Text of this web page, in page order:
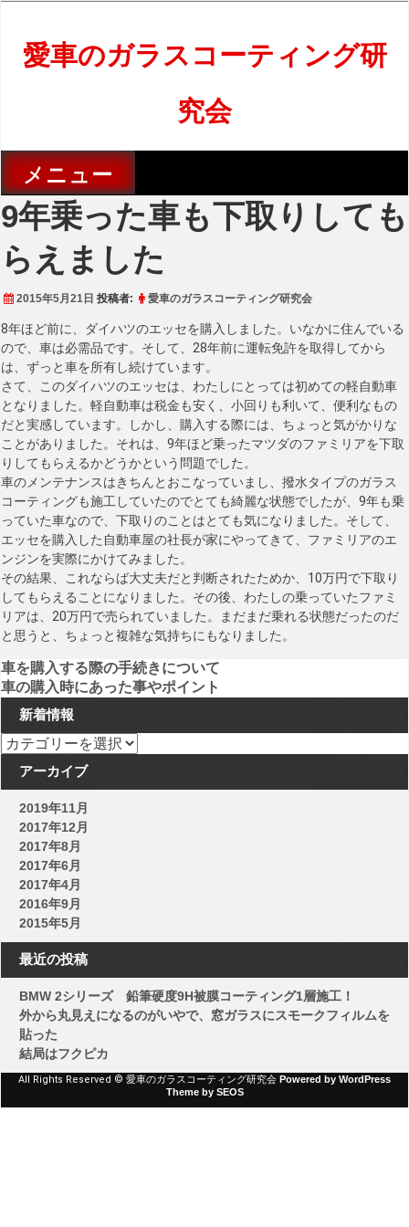
ッ
愛車のガラスコーティング研
究会
メニュー
9年乗った車も下取りしても
らえました
2015年5月21日 投稿者: 愛車のガラスコーティング研究会
8年ほど前に、ダイハツのエッセを購入しました。いなかに住んでいる
ので、車は必需品です。そして、28年前に運転免許を取得してから
は、ずっと車を所有し続けています。
さて、このダイハツのエッセは、わたしにとっては初めての軽自動車
となりました。軽自動車は税金も安く、小回りも利いて、便利なもの
だと実感しています。しかし、購入する際には、ちょっと気がかりな
ことがありました。それは、9年ほど乗ったマツダのファミリアを下取
りしてもらえるかどうかという問題でした。
車のメンテナンスはきちんとおこなっていまし、撥水タイプのガラス
コーティングも施工していたのでとても綺麗な状態でしたが、9年も乗
っていた車なので、下取りのことはとても気になりました。そして、
エッセを購入した自動車屋の社長が家にやってきて、ファミリアのエ
ンジンを実際にかけてみました。
その結果、これならば大丈夫だと判断されたためか、10万円で下取り
してもらえることになりました。その後、わたしの乗っていたファミ
リアは、20万円で売られていました。まだまだ乗れる状態だったのだ
と思うと、ちょっと複雑な気持ちにもなりました。
投
稿
ナ
ビ
ゲ
ー
シ
ョ
ン
車を購入する際の手続きについて
車の購入時にあった事やポイント
新着情報
新着情報
アーカイブ
2019年11月
2017年12月
2017年8月
2017年6月
2017年4月
2016年9月
2015年5月
最近の投稿
BMW 2シリーズ 鉛筆硬度9H被膜コーティング1層施工！
外から丸見えになるのがいやで、窓ガラスにスモークフィルムを
貼った
結局はフクピカ
All Rights Reserved © 愛車のガラスコーティング研究会 Powered by WordPress
Theme by SEOS